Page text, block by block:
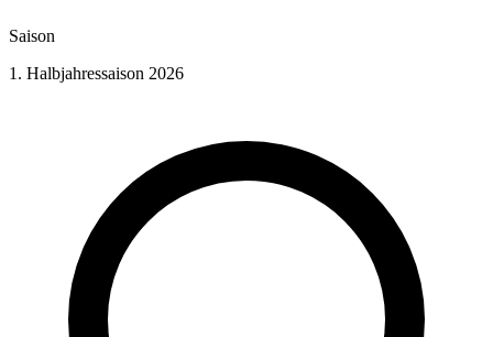
Saison
1. Halbjahressaison 2026